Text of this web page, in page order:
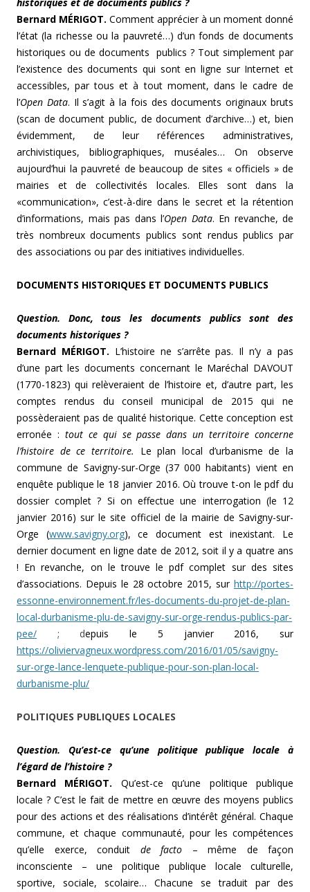
Bernard MÉRIGOT. Comment apprécier à un moment donné
l’état (la richesse ou la pauvreté…) d’un fonds de documents
historiques ou de documents publics ? Tout simplement par
l’existence des documents qui sont en ligne sur Internet et
accessibles, par tous et à tout moment, dans le cadre de
l’Open Data. Il s’agit à la fois des documents originaux bruts
(scan de document public, de document d’archive…) et, bien
évidemment, de leur références administratives,
archivistiques, bibliographiques, muséales… On observe
aujourd’hui la pauvreté de beaucoup de sites « officiels » de
mairies et de collectivités locales. Elles sont dans la
«communication», c’est-à-dire dans le secret et la rétention
d’informations, mais pas dans l’Open Data. En revanche, de
très nombreux documents publics sont rendus publics par
des associations ou par des initiatives individuelles.
DOCUMENTS HISTORIQUES ET DOCUMENTS PUBLICS
Question. Donc, tous les documents publics sont des
documents historiques ?
Bernard MÉRIGOT. L’histoire ne s’arrête pas. Il n’y a pas
d’une part les documents concernant le Maréchal DAVOUT
(1770-1823) qui relèveraient de l’histoire et, d’autre part, les
comptes rendus du conseil municipal de 2015 qui ne
possèderaient pas de qualité historique. Cette conception est
erronée : tout ce qui se passe dans un territoire concerne
l’histoire de ce territoire.
Le plan local d’urbanisme de la
commune de Savigny-sur-Orge (37 000 habitants) vient en
enquête publique le 18 janvier 2016. Où trouve t-on le pdf du
dossier complet ? Si on effectue une interrogation (le 12
janvier 2016) sur le site officiel de la mairie de Savigny-sur-
Orge (www.savigny.org), ce document est inexistant. Le
dernier document en ligne date de 2012, soit il y a quatre ans
! En revanche, on le trouve le pdf complet sur des sites
d’associations. Depuis le 28 octobre 2015, sur http://portes-
essonne-environnement.fr/les-documents-du-projet-de-plan-
local-durbanisme-plu-de-savigny-sur-orge-rendus-publics-par-
pee/ ; depuis le 5 janvier 2016, sur
https://oliviervagneux.wordpress.com/2016/01/05/savigny-
sur-orge-lance-lenquete-publique-pour-son-plan-local-
durbanisme-plu/
POLITIQUES PUBLIQUES LOCALES
Question. Qu’est-ce qu’une politique publique locale à
l’égard de l’histoire ?
Bernard MÉRIGOT. Qu’est-ce qu’une politique publique
locale ? C’est le fait de mettre en œuvre des moyens publics
pour des actions et des réalisations d’intérêt général. Chaque
commune, et chaque communauté, pour les compétences
qu’elle exerce, conduit de facto – même de façon
inconsciente – une politique publique locale culturelle,
sportive, sociale, scolaire… Chacune se traduit par des